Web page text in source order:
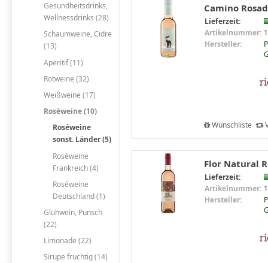
Gesundheitsdrinks,
Wellnessdrinks (28)
Schaumweine, Cidre
(13)
Aperitif (11)
Rotweine (32)
Weißweine (17)
Roséweine (10)
Roséweine
sonst. Länder (5)
Roséweine
Frankreich (4)
Roséweine
Deutschland (1)
Glühwein, Punsch
(22)
Limonade (22)
Sirupe fruchtig (14)
Camino
Lieferzeit:
Artikelnummer:
Hersteller:
Wunschliste
Flor Natural
Lieferzeit:
Artikelnummer:
Hersteller: